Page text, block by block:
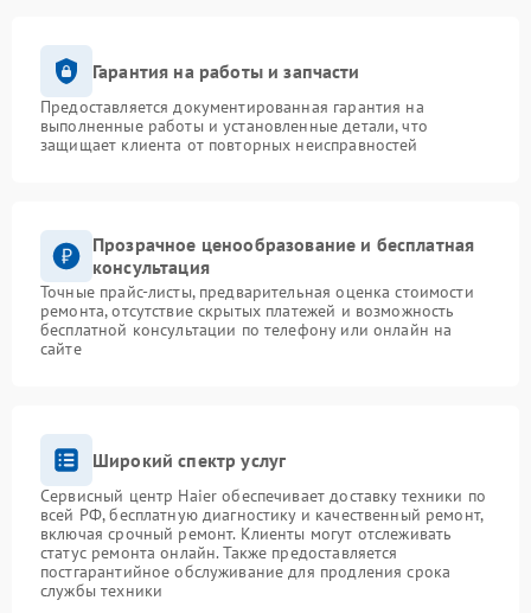
Гарантия на работы и запчасти
Предоставляется документированная гарантия на
выполненные работы и установленные детали, что
защищает клиента от повторных неисправностей
Прозрачное ценообразование и бесплатная
консультация
Точные прайс-листы, предварительная оценка стоимости
ремонта, отсутствие скрытых платежей и возможность
бесплатной консультации по телефону или онлайн на
сайте
Широкий спектр услуг
Сервисный центр Haier обеспечивает доставку техники по
всей РФ, бесплатную диагностику и качественный ремонт,
включая срочный ремонт. Клиенты могут отслеживать
статус ремонта онлайн. Также предоставляется
постгарантийное обслуживание для продления срока
службы техники